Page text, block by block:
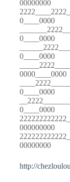
00000000
0____0000
0____0000
0____0000
0000____0000
0____0000
0____0000
000000000
00000000
http://